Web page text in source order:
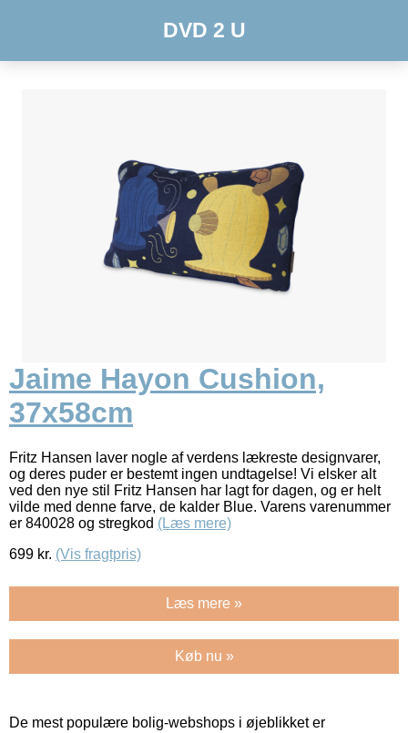
DVD 2 U
Jaime Hayon Cushion,
37x58cm
Fritz Hansen laver nogle af verdens lækreste designvarer,
og deres puder er bestemt ingen undtagelse! Vi elsker alt
ved den nye stil Fritz Hansen har lagt for dagen, og er helt
vilde med denne farve, de kalder Blue. Varens varenummer
er 840028 og stregkod (Læs mere)
699 kr. (Vis fragtpris)
Læs mere »
Køb nu »
De mest populære bolig-webshops i øjeblikket er